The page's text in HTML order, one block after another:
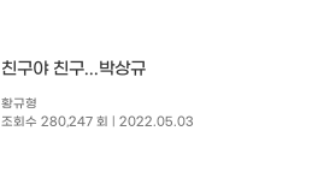
친구야 친구...박상규
황규형
조회수 280,247 회
| 2022.05.03